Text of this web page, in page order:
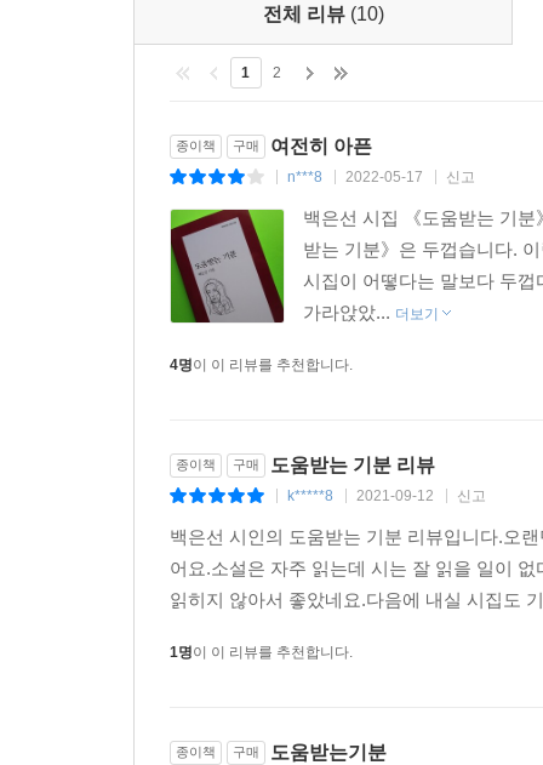
누구의 꽃도 되지 않으면서
미안하다고 말하지 않아도 되는 곳에서
수록작 총 53편이 씌어진 시기는 첫 시집이 출간
어디쯤에 머물고 있는 듯하다. 그사이 많은 사
했던 사건들도 있었다(“마주한 곳에는 돌아선
우리는 오지 않을 추상적인 종말을 바라기보다
익숙하게 생각하던 방식을 전혀 새롭게 보려고
게//보는 눈이 그것을 예술이라고 부르는 게”,
그래서 지난 시집과 함께 읽었을 때 일종의 성장기
백은선의 시가 “현실에 두 발을 딛고 있지 않다”(
있어도 된다고” 이 시집을 통해 말할 수 있게
이겨줘//마음껏 생각할 수 있게/생각한 대로 움직
소환된다. 복기를 진행하는 순간에도 중요한 것
전체 리뷰 (10)
1 2
종이책 구매 여전히 아픈
n***8 2022-05-17 신고
백은선 시집 《도움받는 기
받는 기분》은 두껍습니다.
시집이 어떻다는 말보다 두
가라앉았... 더보기
4명이 이 리뷰를 추천합니다.
종이책 구매 도움받는 기분 리뷰
k*****8 2021-09-12 신고
백은선 시인의 도움받는 기분 리뷰입니다.오
어요.소설은 자주 읽는데 시는 잘 읽을 일이
읽히지 않아서 좋았네요.다음에 내실 시집도
1명이 이 리뷰를 추천합니다.
종이책 구매 도움받는기분